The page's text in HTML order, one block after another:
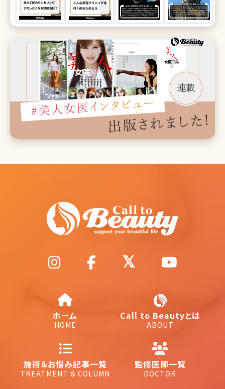
ホーム
HOME
Call to Beautyとは
ABOUT
施術＆お悩み記事一覧
TREATMENT & COLUMN
監修医師一覧
DOCTOR